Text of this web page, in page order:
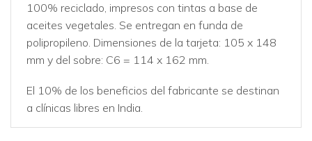
100% reciclado, impresos con tintas a base de
aceites vegetales. Se entregan en funda de
polipropileno. Dimensiones de la tarjeta: 105 x 148
mm y del sobre: C6 = 114 x 162 mm.
El 10% de los beneficios del fabricante se destinan
a clínicas libres en India.